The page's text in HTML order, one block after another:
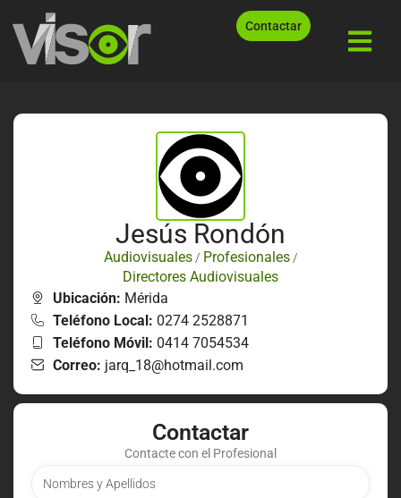
Contactar
Jesús Rondón
Audiovisuales/ Profesionales/
Directores Audiovisuales
Ubicación: Mérida
Teléfono Local: 0274 2528871
Teléfono Móvil: 0414 7054534
Correo: jarq_18@hotmail.com
Contactar
Contacte con el Profesional